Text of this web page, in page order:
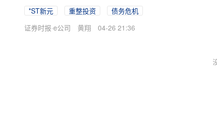
*ST新元 重整投资
债务危机
证券时报·e公司
黄翔 04-26 21:36